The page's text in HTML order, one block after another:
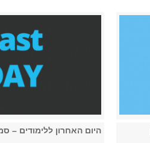
היום האחרון ללימודים –